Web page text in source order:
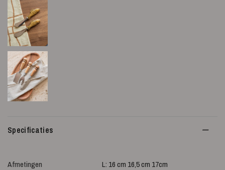
Specificaties
Afmetingen
L: 16 cm 16,5 cm 17cm